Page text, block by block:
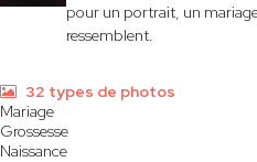
pour un portrait, un
ressemblent.
32 types de photos
Mariage
Grossesse
Naissance